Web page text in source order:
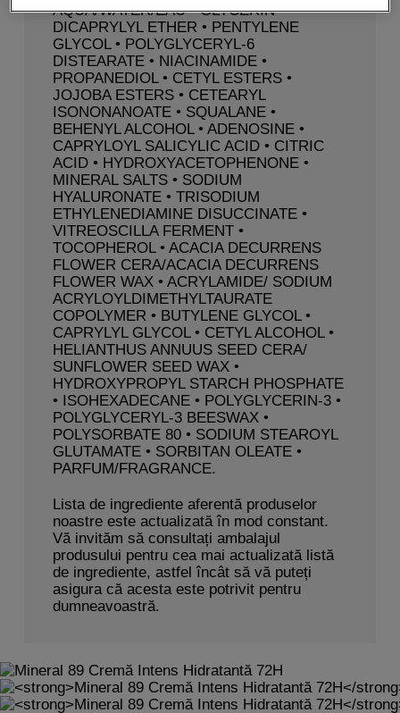
AQUA/WATER/EAU • GLYCERIN •
DICAPRYLYL ETHER • PENTYLENE
GLYCOL • POLYGLYCERYL-6
DISTEARATE • NIACINAMIDE •
PROPANEDIOL • CETYL ESTERS •
JOJOBA ESTERS • CETEARYL
ISONONANOATE • SQUALANE •
BEHENYL ALCOHOL • ADENOSINE •
CAPRYLOYL SALICYLIC ACID • CITRIC
ACID • HYDROXYACETOPHENONE •
MINERAL SALTS • SODIUM
HYALURONATE • TRISODIUM
ETHYLENEDIAMINE DISUCCINATE •
VITREOSCILLA FERMENT •
TOCOPHEROL • ACACIA DECURRENS
FLOWER CERA/ACACIA DECURRENS
FLOWER WAX • ACRYLAMIDE/ SODIUM
ACRYLOYLDIMETHYLTAURATE
COPOLYMER • BUTYLENE GLYCOL •
CAPRYLYL GLYCOL • CETYL ALCOHOL •
HELIANTHUS ANNUUS SEED CERA/
SUNFLOWER SEED WAX •
HYDROXYPROPYL STARCH PHOSPHATE
• ISOHEXADECANE • POLYGLYCERIN-3 •
POLYGLYCERYL-3 BEESWAX •
POLYSORBATE 80 • SODIUM STEAROYL
GLUTAMATE • SORBITAN OLEATE •
PARFUM/FRAGRANCE.
Lista de ingrediente aferentă produselor
noastre este actualizată în mod constant.
Vă invităm să consultați ambalajul
produsului pentru cea mai actualizată listă
de ingrediente, astfel încât să vă puteți
asigura că acesta este potrivit pentru
dumneavoastră.